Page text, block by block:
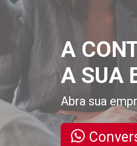
A
A SUA
Abra sua